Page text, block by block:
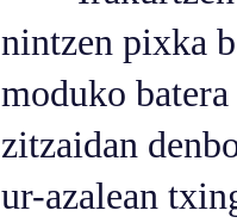
nintzen pixka
moduko
zitzaidan
ur-azalean